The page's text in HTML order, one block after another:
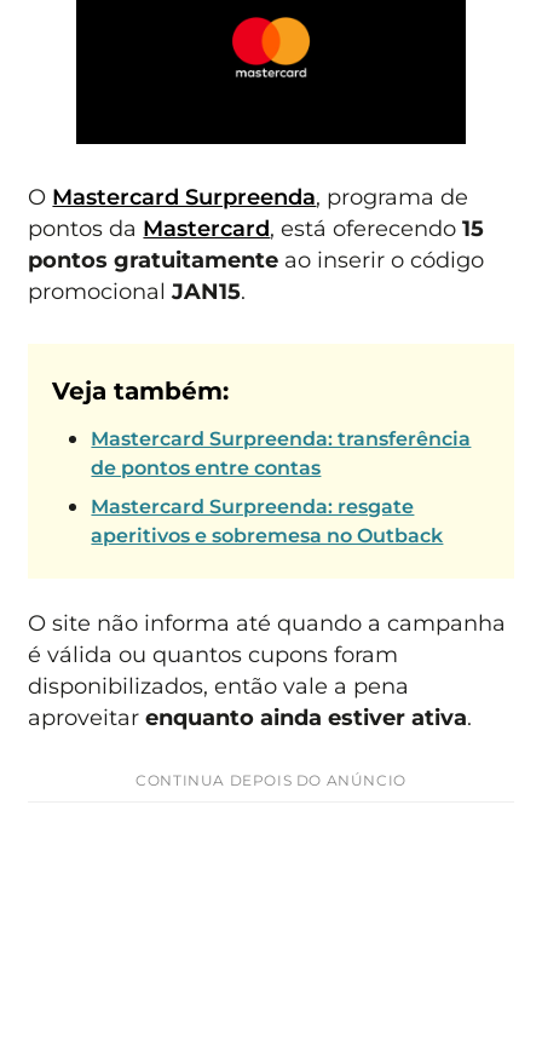
O Mastercard Surpreenda, programa de
pontos da Mastercard, está oferecendo15
pontos gratuitamente ao inserir o código
promocionalJAN15.
Veja também:
Mastercard Surpreenda: transferência
de pontos entre contas
Mastercard Surpreenda: resgate
aperitivos e sobremesa no Outback
O site não informa até quando a campanha
é válida ou quantos cupons foram
disponibilizados, então vale a pena
aproveitarenquanto ainda estiver ativa.
CONTINUA DEPOIS DO ANÚNCIO